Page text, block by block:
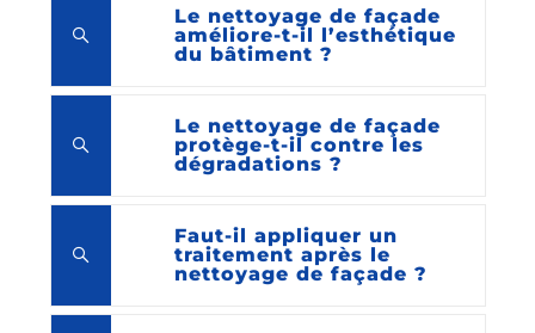
Le nettoyage de façade
améliore-t-il l’esthétique
du bâtiment ?
Le nettoyage de façade
protège-t-il contre les
dégradations ?
Faut-il appliquer un
traitement après le
nettoyage de façade ?